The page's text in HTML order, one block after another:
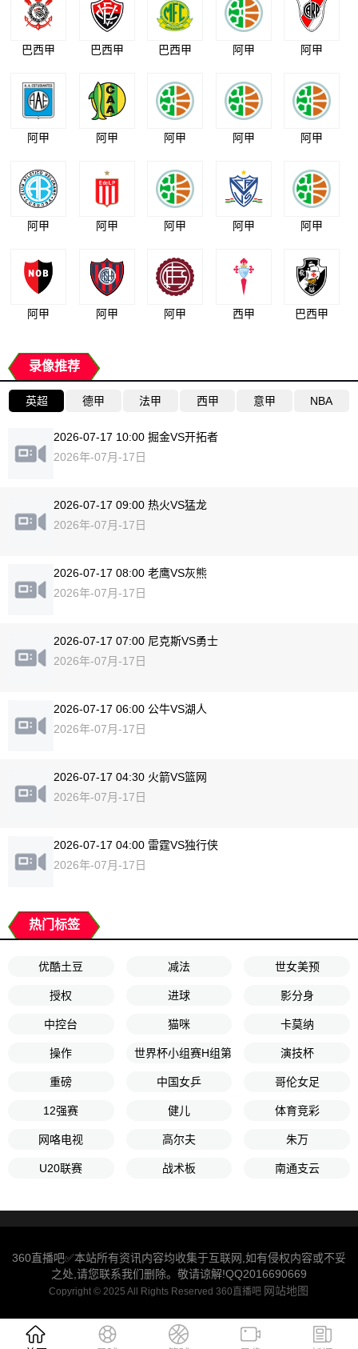
巴西甲 巴西甲 巴西甲 阿甲 阿甲
阿甲 阿甲 阿甲 阿甲 阿甲
阿甲 阿甲 阿甲 阿甲 阿甲
阿甲 阿甲 阿甲 西甲 巴西甲
录像推荐
英超 德甲 法甲 西甲 意甲 NBA
2026-07-17 10:00 掘金VS开拓者
2026年-07月-17日
2026-07-17 09:00 热火VS猛龙
2026年-07月-17日
2026-07-17 08:00 老鹰VS灰熊
2026年-07月-17日
2026-07-17 07:00 尼克斯VS勇士
2026年-07月-17日
2026-07-17 06:00 公牛VS湖人
2026年-07月-17日
2026-07-17 04:30 火箭VS篮网
2026年-07月-17日
2026-07-17 04:00 雷霆VS独行侠
2026年-07月-17日
热门标签
优酷土豆 减法 世女美预
授权 进球 影分身
中控台 猫咪 卡莫纳
操作 世界杯小组赛H组第3轮 演技杯
重磅 中国女乒 哥伦女足
12强赛 健儿 体育竞彩
网咯电视 高尔夫 朱万
U20联赛 战术板 南通支云
360直播吧✅本站所有资讯内容均收集于互联网,如有侵权内容或不妥
之处,请您联系我们删除。敬请谅解!QQ2016690669
Copyright © 2025 All Rights Reserved 360直播吧 网站地图